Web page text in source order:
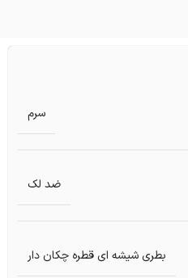
سرم
ضد لک
بطری شیشه ای قطره چکان دار